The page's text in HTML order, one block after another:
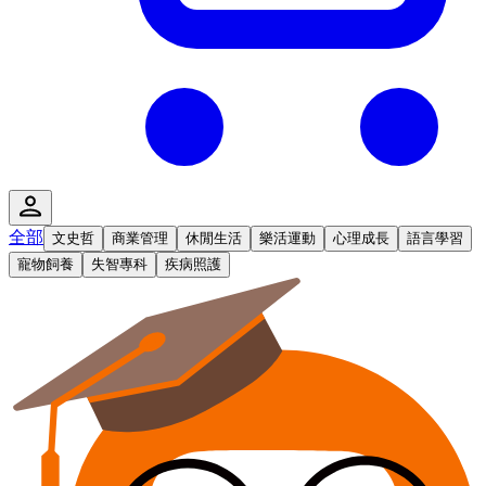
全部 文史哲 商業管理 休閒生活 樂活運動 心理成長
語言學習
寵物飼養
失智專科 疾病照護